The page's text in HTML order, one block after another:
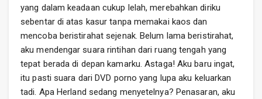
yang dalam keadaan cukup lelah, merebahkan diriku
sebentar di atas kasur tanpa memakai kaos dan
mencoba beristirahat sejenak. Belum lama beristirahat,
aku mendengar suara rintihan dari ruang tengah yang
tepat berada di depan kamarku. Astaga! Aku baru ingat,
itu pasti suara dari DVD porno yang lupa aku keluarkan
tadi. Apa Herland sedang menyetelnya? Penasaran, aku